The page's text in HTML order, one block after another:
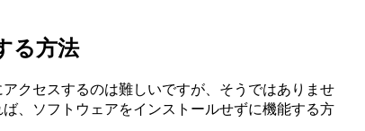
る方法
クセスするのは難しいですが、そうではありませ
、ソフトウェアをインストールせずに機能する方